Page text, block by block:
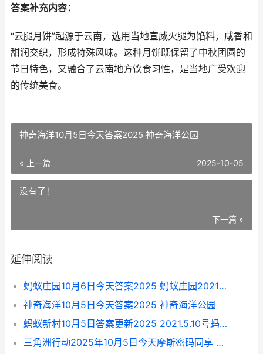
答案补充内容：
“云腿月饼”起源于云南，选用当地宣威火腿为馅料，咸香和
甜润交织，形成特殊风味。这种月饼既保留了中秋团圆的
节日特色，又融合了云南地方饮食习性，是当地广受欢迎
的传统美食。
神奇海洋10月5日今天答案2025 神奇海洋公园
« 上一篇 2025-10-05
没有了！
下一篇 »
延伸阅读
蚂蚁庄园10月6日今天答案2025 蚂蚁庄园2021年10月6日最新答案
神奇海洋10月5日今天答案2025 神奇海洋公园
蚂蚁新村10月5日答案更新2025 2021.5.10号蚂蚁庄园答案
三角洲行动2025年10月5日今天摩斯密码同享 三角洲行动2025周年庆